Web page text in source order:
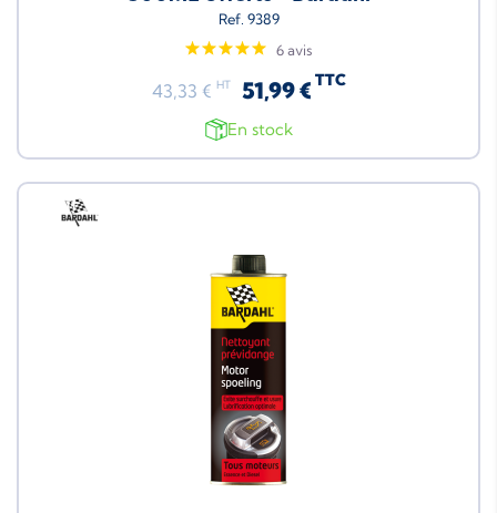
Ref. 9389
6 avis
43,33 € HT 51,99 € TTC
En stock
Neuf